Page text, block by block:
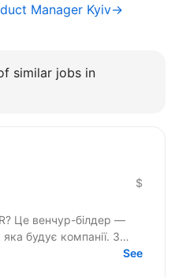
Manager Kyiv→
similar jobs in
$
Це венчур-білдер —
будує компанії. З
бізнеси, які
See